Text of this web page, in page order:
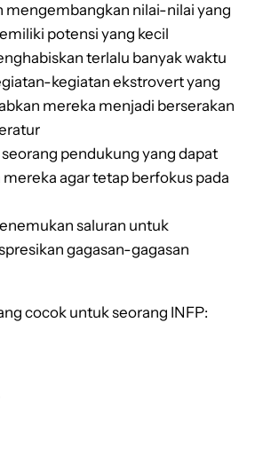
mengembangkan nilai-nilai yang
potensi yang kecil
terlalu banyak waktu
kegiatan ekstrovert yang
mereka menjadi berserakan
pendukung yang dapat
agar tetap berfokus pada
saluran untuk
gagasan-gagasan
cocok untuk seorang INFP: